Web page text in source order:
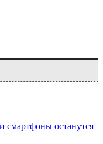
смартфоны останутся